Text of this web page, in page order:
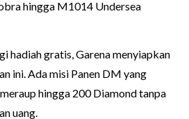
hingga M1014 Undersea
hadiah gratis, Garena menyiapkan
ini. Ada misi Panen DM yang
hingga 200 Diamond tanpa
uang.